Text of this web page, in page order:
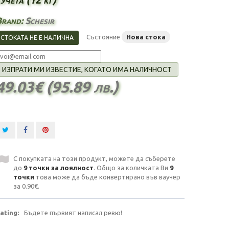
Schesir
СТОКАТА НЕ Е НАЛИЧНА Състояние Нова стока
ИЗПРАТИ МИ ИЗВЕСТИЕ, КОГАТО ИМА НАЛИЧНОСТ
(95.89 лв.)
С покупката на този продукт, можете да съберете
до 9точки за лоялност. Общо за количката Ви 9
точки това може да бъде конвертирано във ваучер
за 0.90€.
Бъдете първият написал ревю!